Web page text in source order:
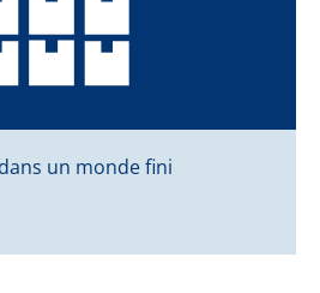
un monde fini